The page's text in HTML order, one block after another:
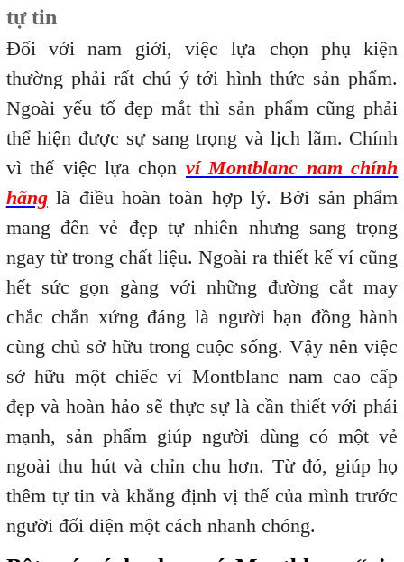
tự tin
Đối với nam giới, việc lựa chọn phụ kiện
thường phải rất chú ý tới hình thức sản phẩm.
Ngoài yếu tố đẹp mắt thì sản phẩm cũng phải
thể hiện được sự sang trọng và lịch lãm. Chính
vì thế việc lựa chọn ví Montblanc nam chính
hãnglà điều hoàn toàn hợp lý. Bởi sản phẩm
mang đến vẻ đẹp tự nhiên nhưng sang trọng
ngay từ trong chất liệu. Ngoài ra thiết kế ví cũng
hết sức gọn gàng với những đường cắt may
chắc chắn xứng đáng là người bạn đồng hành
cùng chủ sở hữu trong cuộc sống. Vậy nên việc
sở hữu một chiếc ví Montblanc nam cao cấp
đẹp và hoàn hảo sẽ thực sự là cần thiết với phái
mạnh, sản phẩm giúp người dùng có một vẻ
ngoài thu hút và chỉn chu hơn. Từ đó, giúp họ
thêm tự tin và khẳng định vị thế của mình trước
người đối diện một cách nhanh chóng.